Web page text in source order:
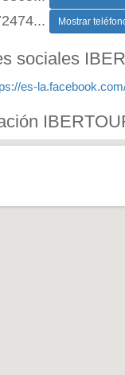
... Mostrar
sociales
es-